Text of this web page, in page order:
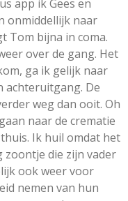
app ik Gees en
onmiddellijk naar
Tom bijna in coma.
over de gang. Het
ga ik gelijk naar
achteruitgang. De
weg dan ooit. Oh
naar de crematie
Ik huil omdat het
zoontje die zijn vader
ook weer voor
nemen van hun